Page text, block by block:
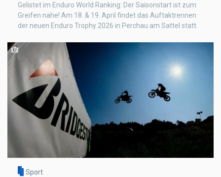
Gelistet im Enduro World Ranking: Der Saisonstart ist zum
Greifen nahe! Am 18. & 19. April findet das Auftaktrennen
der neuen Enduro Trophy 2026 in Perchau am Sattel statt.
Sport